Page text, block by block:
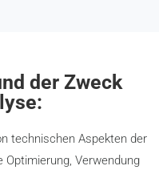
der Zweck
technischen Aspekten der
Optimierung, Verwendung